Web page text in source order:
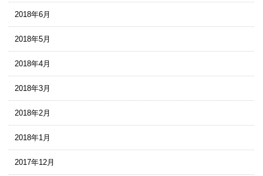
2018年6月
2018年5月
2018年4月
2018年3月
2018年2月
2018年1月
2017年12月